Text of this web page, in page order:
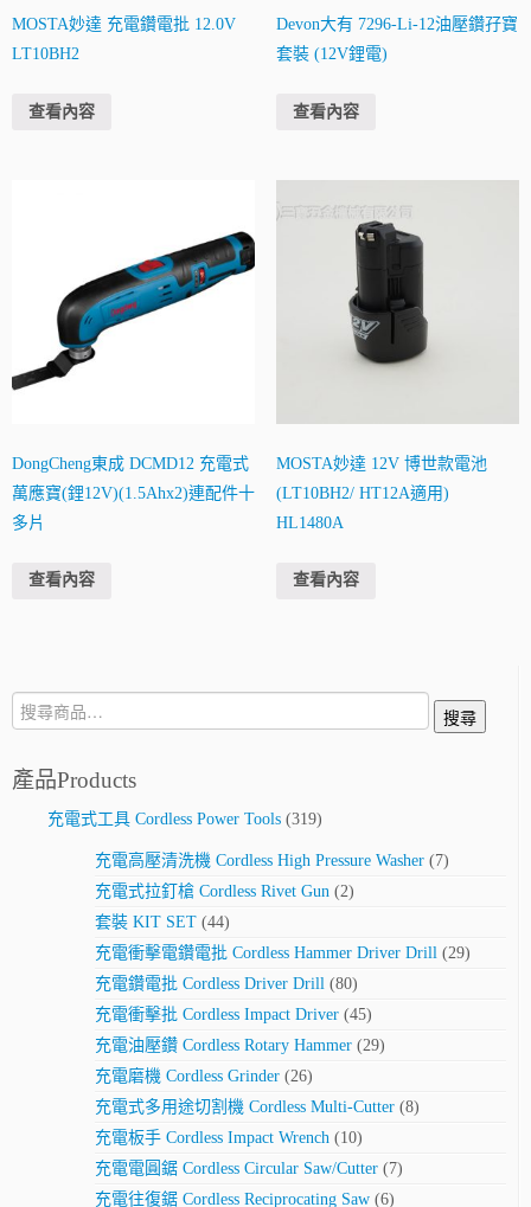
MOSTA妙達 充電鑽電批 12.0V
LT10BH2
查看內容
Devon大有 7296-Li-12油壓鑽孖寶
套裝 (12V鋰電)
查看內容
DongCheng東成 DCMD12 充電式
萬應寶(鋰12V)(1.5Ahx2)連配件十
多片
查看內容
MOSTA妙達 12V 博世款電池
(LT10BH2/ HT12A適用)
HL1480A
查看內容
搜
尋:
搜尋
產品Products
充電式工具 Cordless Power Tools (319)
充電高壓清洗機 Cordless High Pressure Washer (7)
充電式拉釘槍 Cordless Rivet Gun (2)
套裝 KIT SET (44)
充電衝擊電鑽電批 Cordless Hammer Driver Drill (29)
充電鑽電批 Cordless Driver Drill (80)
充電衝擊批 Cordless Impact Driver (45)
充電油壓鑽 Cordless Rotary Hammer (29)
充電磨機 Cordless Grinder (26)
充電式多用途切割機 Cordless Multi-Cutter (8)
充電板手 Cordless Impact Wrench (10)
充電電圓鋸 Cordless Circular Saw/Cutter (7)
充電往復鋸 Cordless Reciprocating Saw (6)